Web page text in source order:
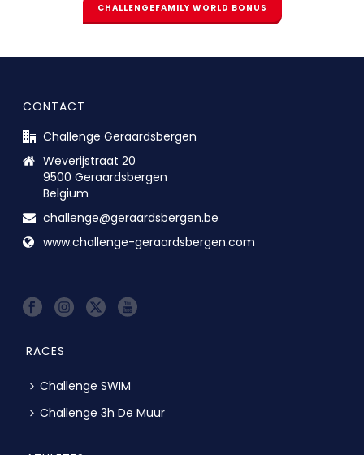
CHALLENGEFAMILY WORLD BONUS
CONTACT
Challenge Geraardsbergen
Weverijstraat 20
9500 Geraardsbergen
Belgium
challenge@geraardsbergen.be
www.challenge-geraardsbergen.com
RACES
Challenge SWIM
Challenge 3h De Muur